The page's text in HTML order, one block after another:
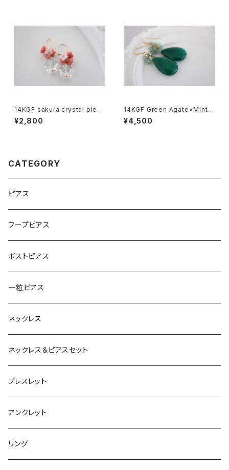
14KGF sakura crystal pierc
e[kgf0660]
¥2,800
14KGF Green Agate×Mint B
eryl pierce[kgf5568]
¥4,500
CATEGORY
ピアス
フープピアス
ポストピアス
一粒ピアス
ネックレス
ネックレス＆ピアスセット
ブレスレット
アンクレット
リング